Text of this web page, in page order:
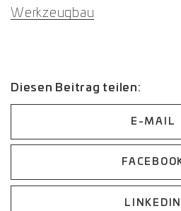
Werkzeugbau
Diesen Beitrag teilen:
E-MAIL
LINKEDIN